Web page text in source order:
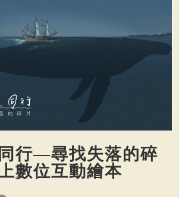
同行—尋找失落的碎
數位互動繪本